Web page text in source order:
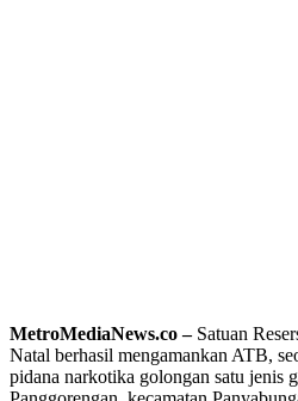
MetroMediaNews.co – Satuan
Natal berhasil mengamankan ATB,
pidana narkotika golongan satu jenis